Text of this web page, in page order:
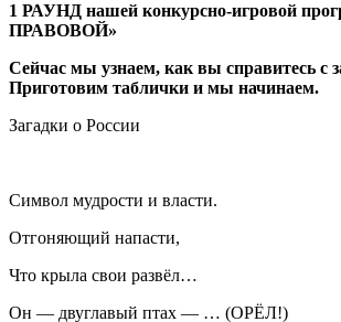
1 РАУНД нашей конкурсно-игровой
ПРАВОВОЙ»
Сейчас мы узнаем, как вы справитесь с
Приготовим таблички и мы начинаем.
Загадки о России
Символ мудрости и власти.
Отгоняющий напасти,
Что крыла свои развёл…
Он — двуглавый птах — … (ОРЁЛ!)